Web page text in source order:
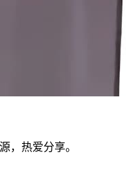
，热爱分享。